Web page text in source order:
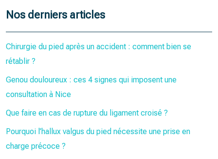
Nos derniers articles
Chirurgie du pied après un accident : comment bien se
rétablir ?
Genou douloureux : ces 4 signes qui imposent une
consultation à Nice
Que faire en cas de rupture du ligament croisé ?
Pourquoi l’hallux valgus du pied nécessite une prise en
charge précoce ?